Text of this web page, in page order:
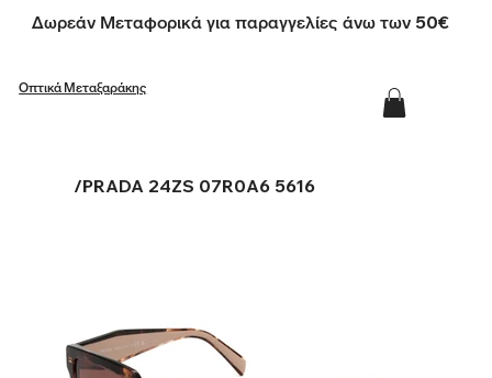
Δωρεάν Μεταφορικά για παραγγελίες άνω των 50€
Οπτικά Μεταξαράκης
/PRADA 24ZS 07R0A6 5616